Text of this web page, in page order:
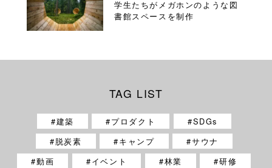
学生たちがメガホンのような図
書館スペースを制作
TAG LIST
建築 プロダクト
SDGs
脱炭素
キャンプ
サウナ
動画
イベント 林業
研修